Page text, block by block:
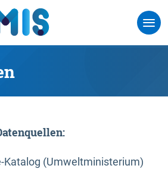
Katalog (Umweltministerium)